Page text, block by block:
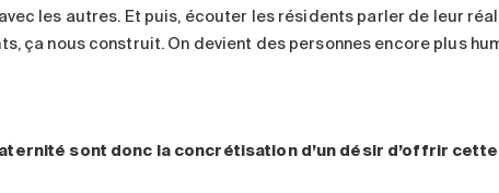
les autres. Et puis, écouter les résidents parler de leur
ça nous construit. On devient des personnes encore plus
sont donc la concrétisation d’un désir d’offrir cette